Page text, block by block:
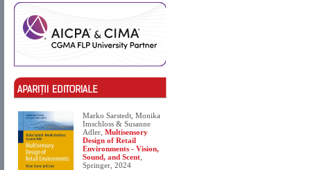
Marko Sarstedt, Monika
Imschloss & Susanne
Adler, Multisensory
Design of Retail
Environments - Vision,
Sound, and Scent
Springer, 2024